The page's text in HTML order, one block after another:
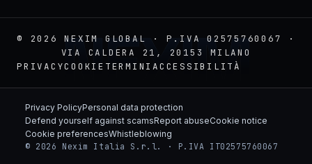
© 2026 NEXIM GLOBAL · P.IVA 02575760067 ·
VIA CALDERA 21, 20153 MILANO
PRIVACYCOOKIE TERMINI ACCESSIBILITÀ
NEXIM
Privacy PolicyPersonal data protection
Defend yourself against scamsReport abuseCookie notice
Cookie preferencesWhistleblowing
© 2026 Nexim Italia S.r.l. · P.IVA IT02575760067